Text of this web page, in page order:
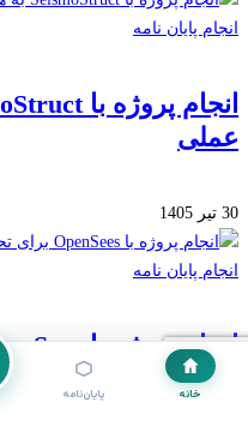
خانه پایان‌نامه
انجام پایان نامه
عملی
30 تیر 1405
انجام پایان نامه
زلزله